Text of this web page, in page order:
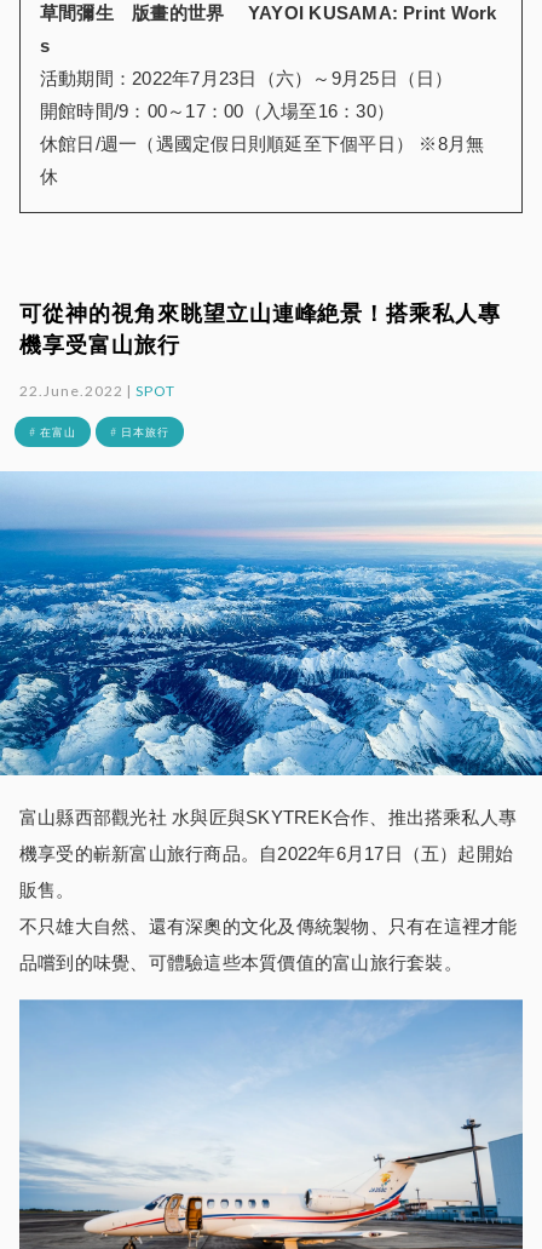
草間彌生 版畫的世界 YAYOI KUSAMA: Print Work
s
活動期間：2022年7月23日（六）～9月25日（日）
開館時間/9：00～17：00（入場至16：30）
休館日/週一（遇國定假日則順延至下個平日） ※8月無
休
可從神的視角來眺望立山連峰絶景！搭乘私人專
機享受富山旅行
22.June.2022 |SPOT
# 在富山 # 日本旅行
富山縣西部觀光社 水與匠與SKYTREK合作、推出搭乘私人專
機享受的嶄新富山旅行商品。自2022年6月17日（五）起開始
販售。
不只雄大自然、還有深奧的文化及傳統製物、只有在這裡才能
品嚐到的味覺、可體驗這些本質價值的富山旅行套裝。